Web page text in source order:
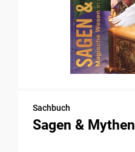
Sachbuch
Sagen & Mythen